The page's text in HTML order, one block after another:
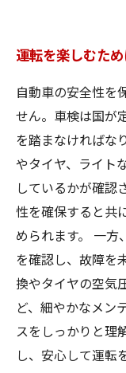
運転を楽しむた
自動車の安全性を
せん。車検は国が
を踏まなければな
やタイヤ、ライト
しているかが確認
性を確保すると共
められます。 一
を確認し、故障を
換やタイヤの空気
ど、細やかなメン
スをしっかりと理
し、安心して運転